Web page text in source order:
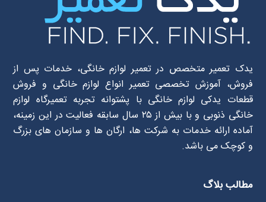
یدک تعمیر متخصص در تعمیر لوازم خانگی، خدمات پس از
فروش، آموزش تخصصی تعمیر انواع لوازم خانگی و فروش
قطعات یدکی لوازم خانگی با پشتوانه تجربه تعمیرگاه لوازم
خانگی ذنوبی و با بیش از ۲۵ سال سابقه فعالیت در این زمینه،
آماده ارائه خدمات به شرکت ها، ارگان ها و سازمان های بزرگ
و کوچک می باشد.
مطالب بلاگ